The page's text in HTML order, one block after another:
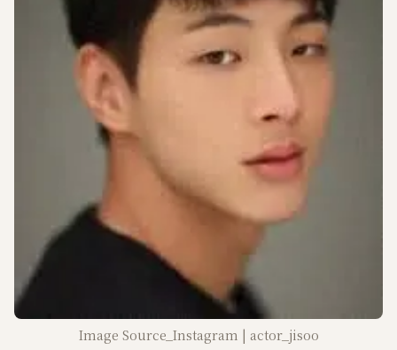
Image Source_Instagram | actor_jisoo